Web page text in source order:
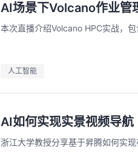
AI场景下Volcano作业管
本次直播介绍Volcano HPC实战，
人工智能
AI如何实现实景视频导航
浙江大学教授分享基于昇腾如何实